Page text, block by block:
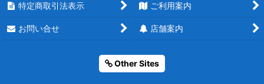
特定商取引法表示 ご利用案内
お問い合せ 店舗案内
Other Sites